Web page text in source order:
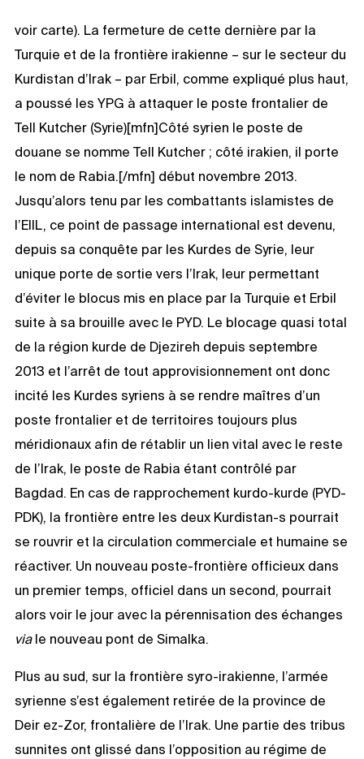
voir carte). La fermeture de cette dernière par la
Turquie et de la frontière irakienne – sur le secteur du
Kurdistan d’Irak – par Erbil, comme expliqué plus haut,
a poussé les YPG à attaquer le poste frontalier de
Tell Kutcher (Syrie)[mfn]Côté syrien le poste de
douane se nomme Tell Kutcher ; côté irakien, il porte
le nom de Rabia.[/mfn] début novembre 2013.
Jusqu’alors tenu par les combattants islamistes de
l’EIIL, ce point de passage international est devenu,
depuis sa conquête par les Kurdes de Syrie, leur
unique porte de sortie vers l’Irak, leur permettant
d’éviter le blocus mis en place par la Turquie et Erbil
suite à sa brouille avec le PYD. Le blocage quasi total
de la région kurde de Djezireh depuis septembre
2013 et l’arrêt de tout approvisionnement ont donc
incité les Kurdes syriens à se rendre maîtres d’un
poste frontalier et de territoires toujours plus
méridionaux afin de rétablir un lien vital avec le reste
de l’Irak, le poste de Rabia étant contrôlé par
Bagdad. En cas de rapprochement kurdo-kurde (PYD-
PDK), la frontière entre les deux Kurdistan-s pourrait
se rouvrir et la circulation commerciale et humaine se
réactiver. Un nouveau poste-frontière officieux dans
un premier temps, officiel dans un second, pourrait
alors voir le jour avec la pérennisation des échanges
viale nouveau pont de Simalka.
Plus au sud, sur la frontière syro-irakienne, l’armée
syrienne s’est également retirée de la province de
Deir ez-Zor, frontalière de l’Irak. Une partie des tribus
sunnites ont glissé dans l’opposition au régime de